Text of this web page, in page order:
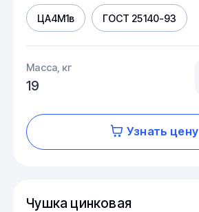
ЦА4М1в ГОСТ 25140-93
Масса, кг
19
Узнать цену
Чушка цинковая